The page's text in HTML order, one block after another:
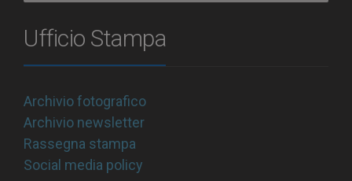
Ufficio Stampa
Archivio fotografico
Archivio newsletter
Rassegna stampa
Social media policy